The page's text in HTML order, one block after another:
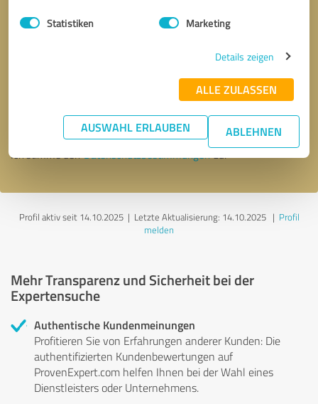
Statistiken Marketing
Details zeigen
ALLE ZULASSEN
AUSWAHL ERLAUBEN ABLEHNEN
* Erforderliche Angaben
Nachricht senden
Ich stimme denDatenschutzbestimmungenzu.
Profil aktiv seit 14.10.2025 | Letzte Aktualisierung: 14.10.2025| Profil
melden
Mehr Transparenz und Sicherheit bei der
Expertensuche
Authentische Kundenmeinungen
Profitieren Sie von Erfahrungen anderer Kunden: Die
authentifizierten Kundenbewertungen auf
ProvenExpert.com helfen Ihnen bei der Wahl eines
Dienstleisters oder Unternehmens.